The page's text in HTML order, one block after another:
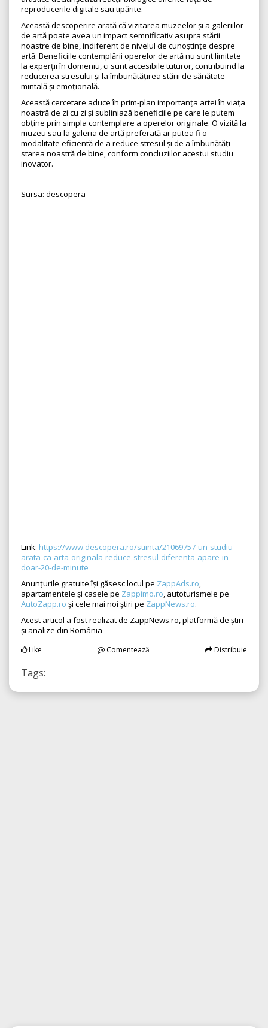
reproducerile digitale sau tipărite.
Această descoperire arată că vizitarea muzeelor și a galeriilor
de artă poate avea un impact semnificativ asupra stării
noastre de bine, indiferent de nivelul de cunoștințe despre
artă. Beneficiile contemplării operelor de artă nu sunt limitate
la experții în domeniu, ci sunt accesibile tuturor, contribuind la
reducerea stresului și la îmbunătățirea stării de sănătate
mintală și emoțională.
Această cercetare aduce în prim-plan importanța artei în viața
noastră de zi cu zi și subliniază beneficiile pe care le putem
obține prin simpla contemplare a operelor originale. O vizită la
muzeu sau la galeria de artă preferată ar putea fi o
modalitate eficientă de a reduce stresul și de a îmbunătăți
starea noastră de bine, conform concluziilor acestui studiu
inovator.
Sursa: descopera
Link: https://www.descopera.ro/stiinta/21069757-un-studiu-
arata-ca-arta-originala-reduce-stresul-diferenta-apare-in-
doar-20-de-minute
Anunțurile gratuite își găsesc locul pe ZappAds.ro,
apartamentele și casele pe Zappimo.ro, autoturismele pe
AutoZapp.ro și cele mai noi știri pe ZappNews.ro.
Acest articol a fost realizat de ZappNews.ro, platformă de știri
și analize din România
Like Comentează Distribuie
Tags: